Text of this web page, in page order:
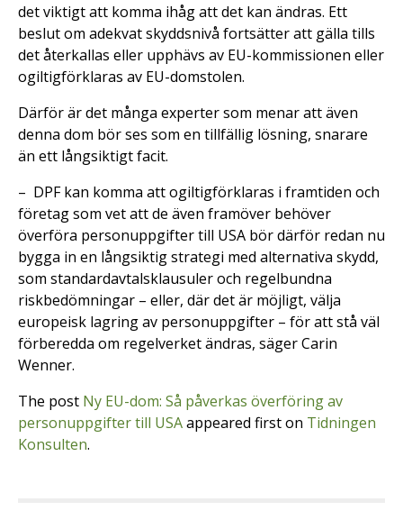
det viktigt att komma ihåg att det kan ändras. Ett
beslut om adekvat skyddsnivå fortsätter att gälla tills
det återkallas eller upphävs av EU-kommissionen eller
ogiltigförklaras av EU-domstolen.
Därför är det många experter som menar att även
denna dom bör ses som en tillfällig lösning, snarare
än ett långsiktigt facit.
– DPF kan komma att ogiltigförklaras i framtiden och
företag som vet att de även framöver behöver
överföra personuppgifter till USA bör därför redan nu
bygga in en långsiktig strategi med alternativa skydd,
som standardavtalsklausuler och regelbundna
riskbedömningar – eller, där det är möjligt, välja
europeisk lagring av personuppgifter – för att stå väl
förberedda om regelverket ändras, säger Carin
Wenner.
The post Ny EU-dom: Så påverkas överföring av
personuppgifter till USAappeared first on Tidningen
Konsulten.